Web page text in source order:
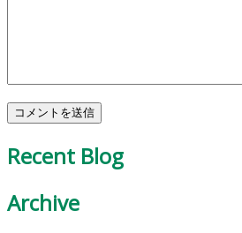
Recent Blog
Archive